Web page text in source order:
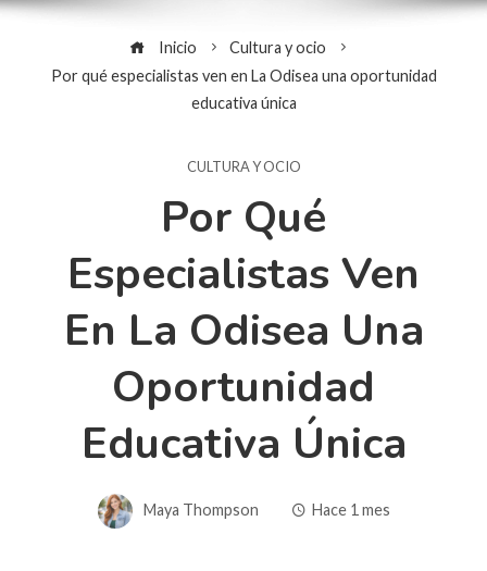
Inicio
Cultura y ocio
Por qué especialistas ven en La Odisea una oportunidad
educativa única
CULTURA Y OCIO
Por Qué
Especialistas Ven
En La Odisea Una
Oportunidad
Educativa Única
Maya Thompson Hace 1 mes